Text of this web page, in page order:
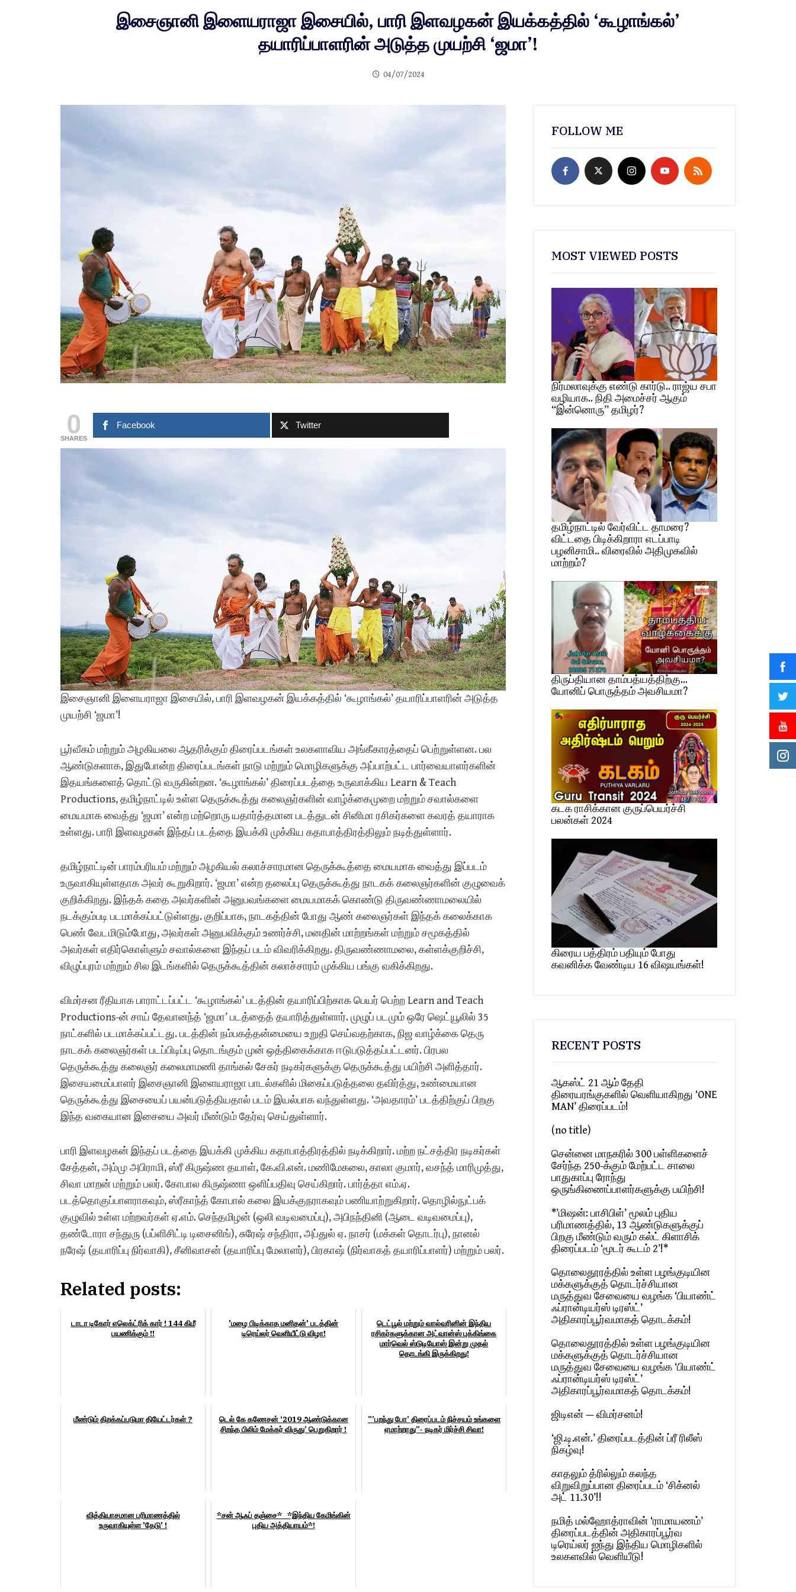
இசைஞானி இளையராஜா இசையில், பாரி இளவழகன் இயக்கத்தில் ‘கூழாங்கல்’
தயாரிப்பாளரின் அடுத்த முயற்சி ‘ஜமா’!
04/07/2024
0
SHARES
Facebook Twitter
இசைஞானி இளையராஜா இசையில், பாரி இளவழகன் இயக்கத்தில் ‘கூழாங்கல்’ தயாரிப்பாளரின் அடுத்த
முயற்சி ‘ஜமா’!
பூர்வீகம் மற்றும் அழகியலை ஆதரிக்கும் திரைப்படங்கள் உலகளாவிய அங்கீகாரத்தைப் பெற்றுள்ளன. பல
ஆண்டுகளாக, இதுபோன்ற திரைப்படங்கள் நாடு மற்றும் மொழிகளுக்கு அப்பாற்பட்ட பார்வையாளர்களின்
இதயங்களைத் தொட்டு வருகின்றன. ‘கூழாங்கல்’ திரைப்படத்தை உருவாக்கிய Learn & Teach
Productions, தமிழ்நாட்டில் உள்ள தெருக்கூத்து கலைஞர்களின் வாழ்க்கைமுறை மற்றும் சவால்களை
மையமாக வைத்து ‘ஜமா’ என்ற மற்றொரு யதார்த்தமான படத்துடன் சினிமா ரசிகர்களை கவரத் தயாராக
உள்ளது. பாரி இளவழகன் இந்தப் படத்தை இயக்கி முக்கிய கதாபாத்திரத்திலும் நடித்துள்ளார்.
தமிழ்நாட்டின் பாரம்பரியம் மற்றும் அழகியல் கலாச்சாரமான தெருக்கூத்தை மையமாக வைத்து இப்படம்
உருவாகியுள்ளதாக அவர் கூறுகிறார். ‘ஜமா’ என்ற தலைப்பு தெருக்கூத்து நாடகக் கலைஞர்களின் குழுவைக்
குறிக்கிறது. இந்தக் கதை அவர்களின் அனுபவங்களை மையமாகக் கொண்டு திருவண்ணாமலையில்
நடக்கும்படி படமாக்கப்பட்டுள்ளது. குறிப்பாக, நாடகத்தின் போது ஆண் கலைஞர்கள் இந்தக் கலைக்காக
பெண் வேடமிடும்போது, அவர்கள் அனுபவிக்கும் உணர்ச்சி, மனதின் மாற்றங்கள் மற்றும் சமூகத்தில்
அவர்கள் எதிர்கொள்ளும் சவால்களை இந்தப் படம் விவரிக்கிறது. திருவண்ணாமலை, கள்ளக்குறிச்சி,
விழுப்புரம் மற்றும் சில இடங்களில் தெருக்கூத்தின் கலாச்சாரம் முக்கிய பங்கு வகிக்கிறது.
விமர்சன ரீதியாக பாராட்டப்பட்ட ‘கூழாங்கல்’ படத்தின் தயாரிப்பிற்காக பெயர் பெற்ற Learn and Teach
Productions-ன் சாய் தேவானந்த் ‘ஜமா’ படத்தைத் தயாரித்துள்ளார். முழுப் படமும் ஒரே ஷெட்யூலில் 35
நாட்களில் படமாக்கப்பட்டது. படத்தின் நம்பகத்தன்மையை உறுதி செய்வதற்காக, நிஜ வாழ்க்கை தெரு
நாடகக் கலைஞர்கள் படப்பிடிப்பு தொடங்கும் முன் ஒத்திகைக்காக ஈடுபடுத்தப்பட்டனர். பிரபல
தெருக்கூத்து கலைஞர் கலைமாமணி தாங்கல் சேகர் நடிகர்களுக்கு தெருக்கூத்து பயிற்சி அளித்தார்.
இசையமைப்பாளர் இசைஞானி இளையராஜா பாடல்களில் மிகைப்படுத்தலை தவிர்த்து, உண்மையான
தெருக்கூத்து இசையைப் பயன்படுத்தியதால் படம் இயல்பாக வந்துள்ளது. ‘அவதாரம்’ படத்திற்குப் பிறகு
இந்த வகையான இசையை அவர் மீண்டும் தேர்வு செய்துள்ளார்.
பாரி இளவழகன் இந்தப் படத்தை இயக்கி முக்கிய கதாபாத்திரத்தில் நடிக்கிறார். மற்ற நட்சத்திர நடிகர்கள்
சேத்தன், அம்மு அபிராமி, ஸ்ரீ கிருஷ்ண தயாள், கே.வி.என். மணிமேகலை, காலா குமார், வசந்த் மாரிமுத்து,
சிவா மாறன் மற்றும் பலர். கோபால கிருஷ்ணா ஒளிப்பதிவு செய்கிறார். பார்த்தா எம்.ஏ.
படத்தொகுப்பாளராகவும், ஸ்ரீகாந்த் கோபால் கலை இயக்குநராகவும் பணியாற்றுகிறார். தொழில்நுட்பக்
குழுவில் உள்ள மற்றவர்கள் ஏ.எம். செந்தமிழன் (ஒலி வடிவமைப்பு), அபிநந்தினி (ஆடை வடிவமைப்பு),
தண்டோரா சந்துரு (பப்ளிசிட்டி டிசைனிங்), சுரேஷ் சந்திரா, அப்துல் ஏ. நாசர் (மக்கள் தொடர்பு), நானல்
நரேஷ் (தயாரிப்பு நிர்வாகி), சீனிவாசன் (தயாரிப்பு மேலாளர்), பிரகாஷ் (நிர்வாகத் தயாரிப்பாளர்) மற்றும் பலர்.
Related posts:
டாடா டிகோர் எலெக்ட்ரிக் கார் ! 144 கிமீ
பயணிக்கும் !!
'மழை பிடிக்காத மனிதன்' படத்தின்
டிரெய்லர் வெளியீட்டு விழா!
டெட்பூல் மற்றும் வால்வரினின் இந்திய
ரசிகர்களுக்கான அட்வான்ஸ் புக்கிங்கை
மார்வெல் ஸ்டுடியோஸ் இன்று முதல்
தொடங்கி இருக்கிறது!
மீண்டும் திறக்கப்படுமா தியேட்டர்கள் ?
டெல் கே கணேசன் ‘2019 ஆண்டுக்கான
சிறந்த பிலிம் மேக்கர் விருது’ பெறுகிறார் !
”’பறந்து போ’ திரைப்படம் நிச்சயம் உங்களை
ஏமாற்றாது”- நடிகர் மிர்ச்சி சிவா!
வித்தியாசமான பரிமாணத்தில்
உருவாகியுள்ள 'தேடு' !
*சன் ஆஃப் தஞ்சை* *இந்திய கேமிங்கின்
புதிய அத்தியாயம்*!
FOLLOW ME
MOST VIEWED POSTS
நிர்மலாவுக்கு எண்டு கார்டு.. ராஜ்ய சபா
வழியாக.. நிதி அமைச்சர் ஆகும்
“இன்னொரு” தமிழர்?
தமிழ்நாட்டில் வேர்விட்ட தாமரை?
விட்டதை பிடிக்கிறாரா எடப்பாடி
பழனிசாமி.. விரைவில் அதிமுகவில்
மாற்றம்?
திருப்தியான தாம்பத்யத்திற்கு…
யோனிப் பொருத்தம் அவசியமா?
கடக ராசிக்கான குருப்பெயர்ச்சி
பலன்கள் 2024
கிரைய பத்திரம் பதியும் போது
கவனிக்க வேண்டிய 16 விஷயங்கள்!
RECENT POSTS
ஆகஸ்ட் 21 ஆம் தேதி
திரையரங்குகளில் வெளியாகிறது ‘ONE
MAN’ திரைப்படம்!
(no title)
சென்னை மாநகரில் 300 பள்ளிகளைச்
சேர்ந்த 250-க்கும் மேற்பட்ட சாலை
பாதுகாப்பு ரோந்து
ஒருங்கிணைப்பாளர்களுக்கு பயிற்சி!
*’மிஷன்: பாசிபிள்’ மூலம் புதிய
பரிமாணத்தில், 13 ஆண்டுகளுக்குப்
பிறகு மீண்டும் வரும் கல்ட் கிளாசிக்
திரைப்படம் ‘மூடர் கூடம் 2’!*
தொலைதூரத்தில் உள்ள பழங்குடியின
மக்களுக்குத் தொடர்ச்சியான
மருத்துவ சேவையை வழங்க ‘பியாண்ட்
ஃப்ரான்டியர்ஸ் டிரஸ்ட்’
அதிகாரப்பூர்வமாகத் தொடக்கம்!
தொலைதூரத்தில் உள்ள பழங்குடியின
மக்களுக்குத் தொடர்ச்சியான
மருத்துவ சேவையை வழங்க ‘பியாண்ட்
ஃப்ரான்டியர்ஸ் டிரஸ்ட்’
அதிகாரப்பூர்வமாகத் தொடக்கம்!
ஜிடிஎன் — விமர்சனம்!
‘ஜி.டி.என்.’ திரைப்படத்தின் ப்ரீ ரிலீஸ்
நிகழ்வு!
காதலும் த்ரில்லும் கலந்த
விறுவிறுப்பான திரைப்படம் ‘சிக்னல்
அட் 11.30’!!
நமித் மல்ஹோத்ராவின் ‘ராமாயணம்’
திரைப்படத்தின் அதிகாரப்பூர்வ
டிரெய்லர் ஐந்து இந்திய மொழிகளில்
உலகளவில் வெளியீடு!